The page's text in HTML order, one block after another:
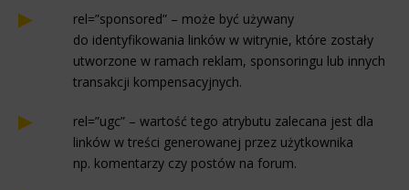
rel=”sponsored” – może być używany
do identyfikowania linków w witrynie, które zostały
utworzone w ramach reklam, sponsoringu lub innych
transakcji kompensacyjnych.
rel=”ugc” – wartość tego atrybutu zalecana jest dla
linków w treści generowanej przez użytkownika
np. komentarzy czy postów na forum.